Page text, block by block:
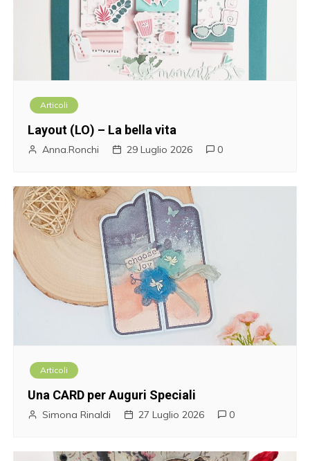
Articoli
Layout (LO) – La bella vita
Anna.Ronchi 29 Luglio 2026 0
Articoli
Una CARD per Auguri Speciali
Simona Rinaldi 27 Luglio 2026 0